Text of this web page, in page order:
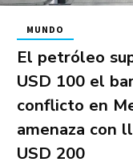
El petróleo
USD 100 el
conflicto en
amenaza con
USD 200
MUNDO